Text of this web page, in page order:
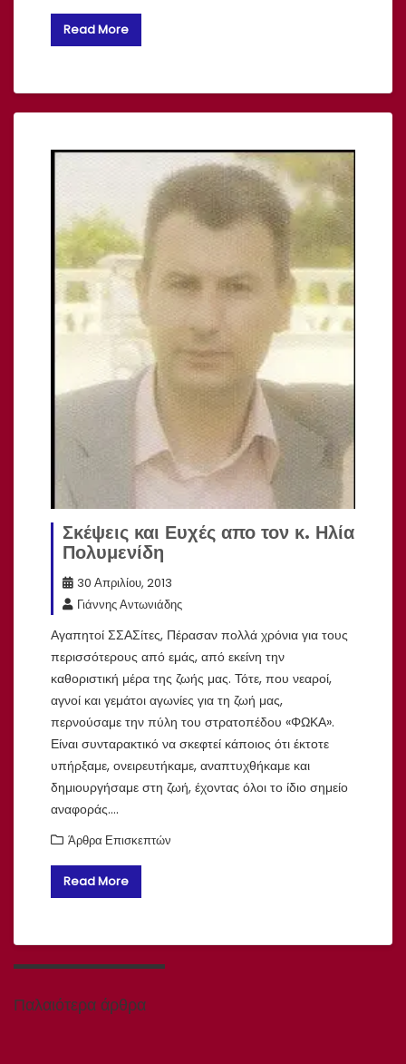
Read More
Σκέψεις και Ευχές απο τον κ. Ηλία
Πολυμενίδη
30 Απριλίου, 2013
Γιάννης Αντωνιάδης
Αγαπητοί ΣΣΑΣίτες, Πέρασαν πολλά χρόνια για τους
περισσότερους από εμάς, από εκείνη την
καθοριστική μέρα της ζωής μας. Τότε, που νεαροί,
αγνοί και γεμάτοι αγωνίες για τη ζωή μας,
περνούσαμε την πύλη του στρατοπέδου «ΦΩΚΑ».
Είναι συνταρακτικό να σκεφτεί κάποιος ότι έκτοτε
υπήρξαμε, ονειρευτήκαμε, αναπτυχθήκαμε και
δημιουργήσαμε στη ζωή, έχοντας όλοι το ίδιο σημείο
αναφοράς.…
Άρθρα Επισκεπτών
Read More
Πλοήγηση
άρθρων
Παλαιότερα άρθρα